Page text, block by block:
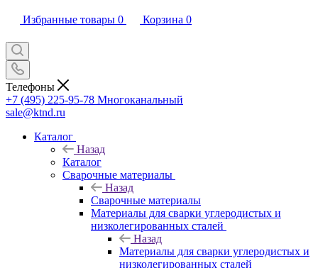
Избранные товары 0 Корзина 0
Телефоны
+7 (495) 225-95-78 Многоканальный
sale@ktnd.ru
Каталог
Назад
Каталог
Сварочные материалы
Назад
Сварочные материалы
Материалы для сварки углеродистых и
низколегированных сталей
Назад
Материалы для сварки углеродистых и
низколегированных сталей